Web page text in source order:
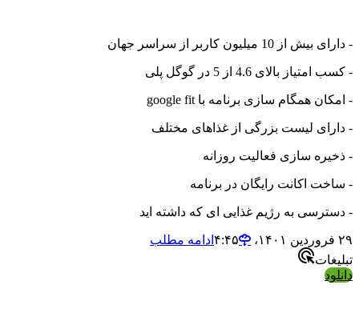
- دارای بیش از 10 میلیون کاربر از سراسر جهان
- کسب امتیاز بالای 4.6 از 5 در گوگل پلی
- امکان همگام سازی برنامه با google fit
- دارای لیست بزرگی از غذاهای مختلف
- ذخیره سازی فعالیت روزانه
- ساخت اکانت رایگان در برنامه
- دسترسی به رژیم غذایی ای که داشته اید
۲۹ فروردین ۱۴۰۱،‏ ۴:۴۵
ادامه مطلب
تبلیغات
دانلود